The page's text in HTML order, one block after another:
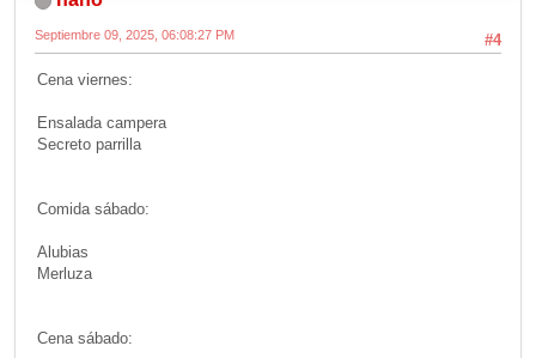
#4
Septiembre 09, 2025, 06:08:27 PM
Cena viernes:
Ensalada campera
Secreto parrilla
Comida sábado:
Alubias
Merluza
Cena sábado: